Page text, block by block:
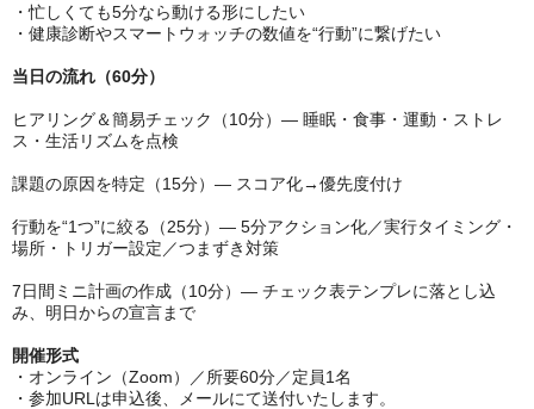
・忙しくても5分なら動ける形にしたい
・健康診断やスマートウォッチの数値を“行動”に繋げたい
当日の流れ（60分）
ヒアリング＆簡易チェック（10分）— 睡眠・食事・運動・ストレ
ス・生活リズムを点検
課題の原因を特定（15分）— スコア化→優先度付け
行動を“1つ”に絞る（25分）— 5分アクション化／実行タイミング・
場所・トリガー設定／つまずき対策
7日間ミニ計画の作成（10分）— チェック表テンプレに落とし込
み、明日からの宣言まで
開催形式
・オンライン（Zoom）／所要60分／定員1名
・参加URLは申込後、メールにて送付いたします。